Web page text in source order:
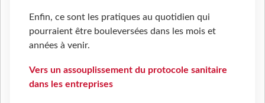
Enfin, ce sont les pratiques au quotidien qui
pourraient être bouleversées dans les mois et
années à venir.
Vers un assouplissement du protocole sanitaire
dans les entreprises